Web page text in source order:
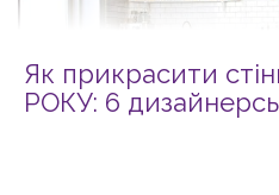
Як прикрасити
РОКУ: 6